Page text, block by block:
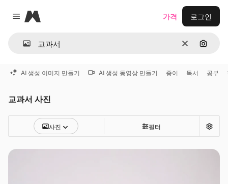
Close menu
Magnific
지우기이미지
가격 로그인
AI 생성 이미지 만들기 AI 생성 동영상 만들기 종이 독서 공부
교과서 사진
사진 필터